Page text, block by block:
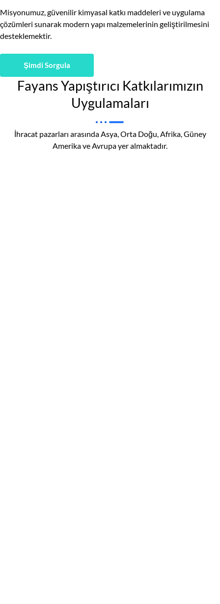
Misyonumuz, güvenilir kimyasal katkı maddeleri ve uygulama
çözümleri sunarak modern yapı malzemelerinin geliştirilmesini
desteklemektir.
Şimdi Sorgula
Fayans Yapıştırıcı Katkılarımızın
Uygulamaları
İhracat pazarları arasında Asya, Orta Doğu, Afrika, Güney
Amerika ve Avrupa yer almaktadır.